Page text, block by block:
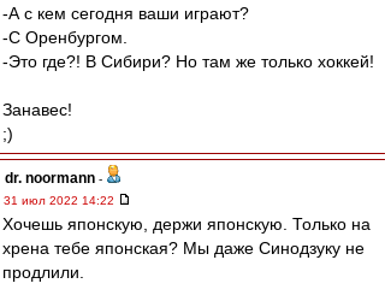
-А с кем сегодня ваши играют?
-С Оренбургом.
-Это где?! В Сибири? Но там же только хоккей!
Занавес!
;)
dr. noormann -
31 июл 2022 14:22
Хочешь японскую, держи японскую. Только на
хрена тебе японская? Мы даже Синодзуку не
продлили.